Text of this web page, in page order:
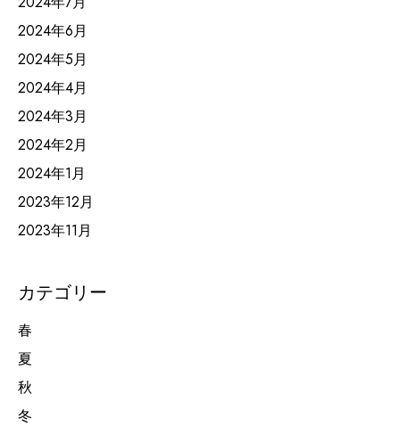
2024年6月
2024年5月
2024年4月
2024年3月
2024年2月
2024年1月
2023年12月
2023年11月
カテゴリー
春
夏
秋
冬